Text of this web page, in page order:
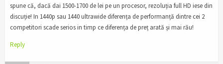
spune că, dacă dai 1500-1700 de lei pe un procesor, rezoluția full HD iese din
discuție! In 1440p sau 1440 ultrawide diferența de performanță dintre cei 2
competitori scade serios in timp ce diferența de preț arată și mai rău!
Reply